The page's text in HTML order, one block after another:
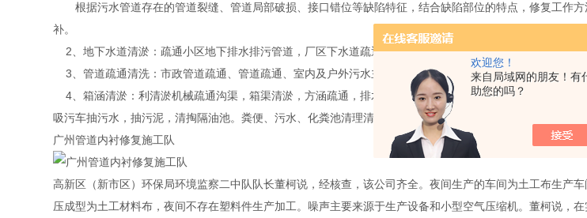
欢迎您！
来自局域网的朋友！有
助您的吗？
根据污水管道存在的管道裂缝、管道局部破损、接口错位等缺陷特征，结合缺陷部位的特点，修复工作
补。
2、地下水道清淤：疏通小区地下排水排污管道，厂区下水道疏通，村镇下水道清疏，街道下水管道清淤
3、管道疏通清洗：市政管道疏通、管道疏通、室内及户外污水主管道疏通、各种疑难管道疏通。
4、箱涵清淤：利清淤机械疏通沟渠，箱渠清淤，方涵疏通，排水渠清洗，涵箱清淤，疏通渠道服务。
吸污车抽污水，抽污泥，清掏隔油池。粪便、污水、化粪池清理清运主要指化粪池、污水池、沉淀池、厕所
广州管道内衬修复施工队
高新区（新市区）环保局环境监察二中队队长董柯说，经核查，该公司齐全。夜间生产的车间为土工布生产
压成型为土工材料布，夜间不存在塑料件生产加工。噪声主要来源于生产设备和小型空气压缩机。董柯说，